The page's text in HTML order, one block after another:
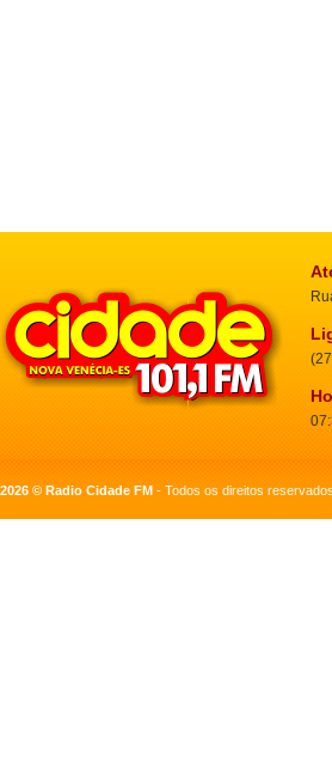
2026 © Radio Cidade FM - Todos os direitos reservados.